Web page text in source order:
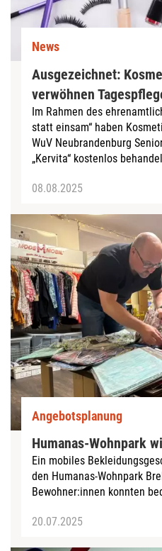
News
Ausgezeichnet:
verwöhnen
Im Rahmen des
statt einsam“ haben
WuV Neubrandenburg
„Kervita“ kostenlos
08.08.2025
Angebotsplanung
Humanas-Wohnpark
Ein mobiles
den Humanas-Wohnpark
Bewohner:innen konnten
20.07.2025